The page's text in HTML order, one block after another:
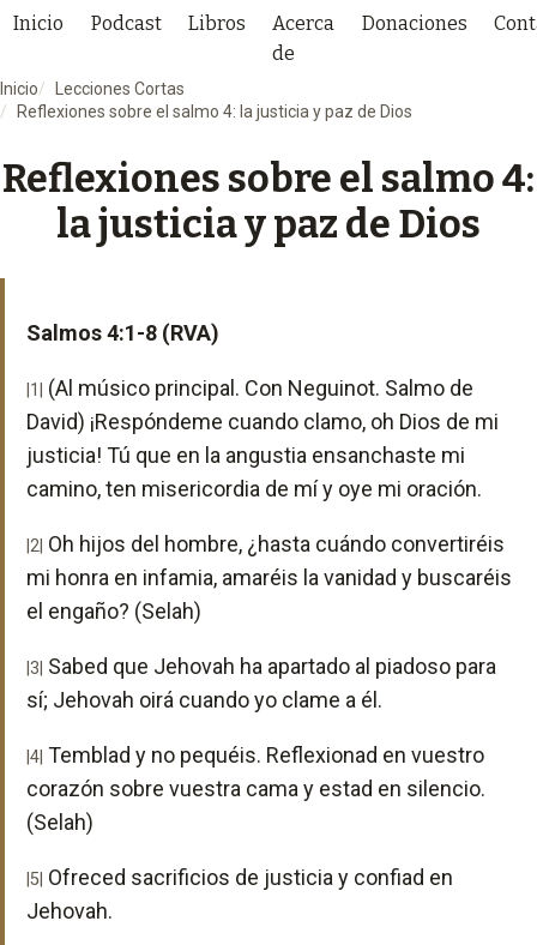
Inicio Podcast Libros
Acerca
de
Donaciones
Inicio
Lecciones Cortas
Reflexiones sobre el salmo 4: la justicia y paz de Dios
Reflexiones sobre el salmo 4:
la justicia y paz de Dios
Salmos 4:1-8 (RVA)
|1|
(Al músico principal. Con Neguinot. Salmo de
David) ¡Respóndeme cuando clamo, oh Dios de mi
justicia! Tú que en la angustia ensanchaste mi
camino, ten misericordia de mí y oye mi oración.
|2| Oh hijos del hombre, ¿hasta cuándo convertiréis
mi honra en infamia, amaréis la vanidad y buscaréis
el engaño? (Selah)
|3| Sabed que Jehovah ha apartado al piadoso para
sí; Jehovah oirá cuando yo clame a él.
|4| Temblad y no pequéis. Reflexionad en vuestro
corazón sobre vuestra cama y estad en silencio.
(Selah)
|5| Ofreced sacrificios de justicia y confiad en
Jehovah.